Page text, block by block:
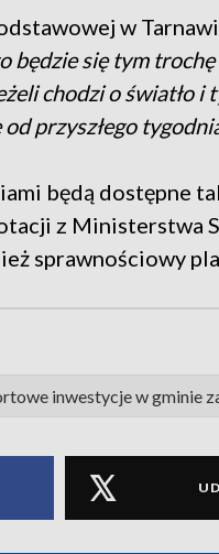
w
się tym
chodzi o światło i
przyszłego
będą dostępne
z Ministerstwa
sprawnościowy
inwestycje w gminie